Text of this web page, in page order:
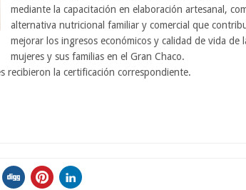
mediante la capacitación en elaboración artesanal,
alternativa nutricional familiar y comercial que
mejorar los ingresos económicos y calidad de vida de
mujeres y sus familias en el Gran Chaco.
recibieron la certificación correspondiente.